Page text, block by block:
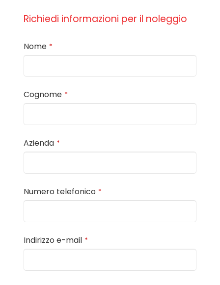
Richiedi informazioni per il noleggio
Nome *
Cognome *
Azienda *
Numero telefonico *
Indirizzo e-mail *